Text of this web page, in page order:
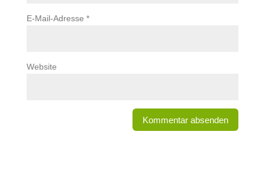
E-Mail-Adresse *
Website